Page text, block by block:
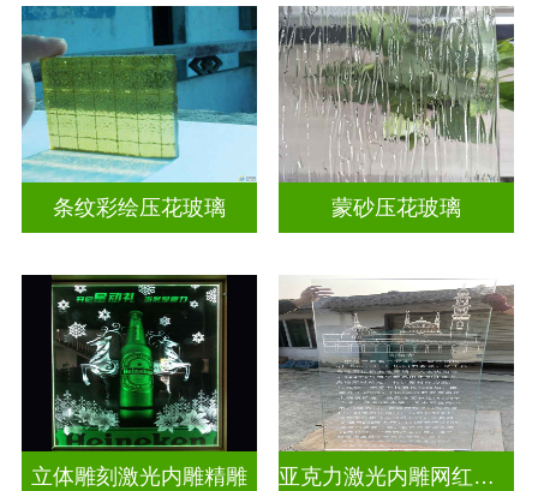
条纹彩绘压花玻璃 蒙砂压花玻璃
立体雕刻激光内雕精雕 亚克力激光内雕网红打卡背景